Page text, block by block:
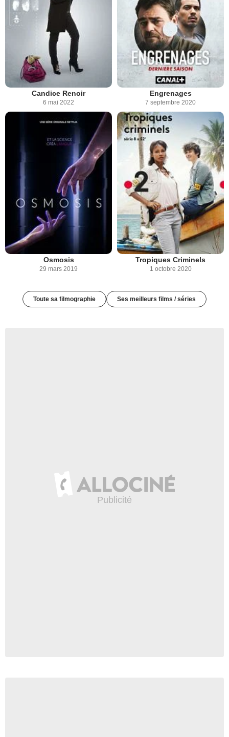
Candice Renoir
6 mai 2022
Engrenages
7 septembre 2020
Osmosis
29 mars 2019
Tropiques Criminels
1 octobre 2020
Toute sa filmographie Ses meilleurs films / séries